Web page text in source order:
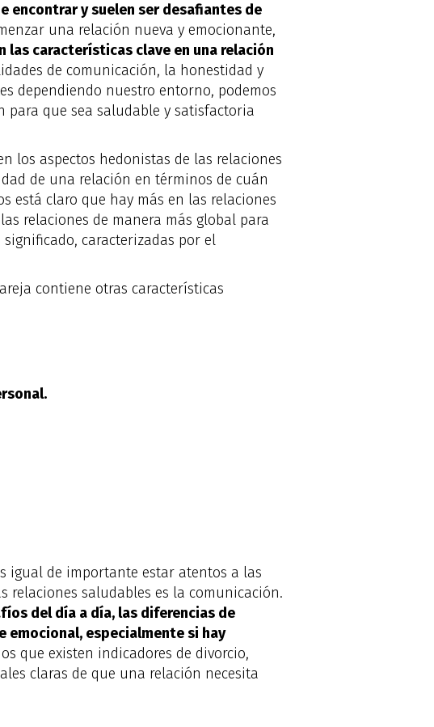
encontrar y suelen ser desafiantes de
una relación nueva y emocionante,
las características clave en una relación
de comunicación, la honestidad y
dependiendo nuestro entorno, podemos
para que sea saludable y satisfactoria
los aspectos hedonistas de las relaciones
de una relación en términos de cuán
está claro que hay más en las relaciones
relaciones de manera más global para
caracterizadas por el
contiene otras características
igual de importante estar atentos a las
relaciones saludables es la comunicación.
del día a día, las diferencias de
especialmente si hay
que existen indicadores de divorcio,
claras de que una relación necesita